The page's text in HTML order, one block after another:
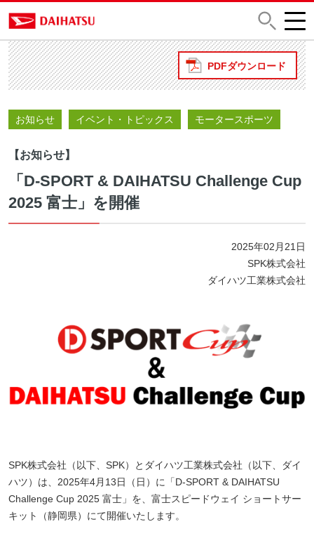
PDFダウンロード
お知らせ イベント・トピックス モータースポーツ
【お知らせ】
「D-SPORT & DAIHATSU Challenge Cup
2025 富士」を開催
2025年02月21日
SPK株式会社
ダイハツ工業株式会社
SPK株式会社（以下、SPK）とダイハツ工業株式会社（以下、ダイ
ハツ）は、2025年4月13日（日）に「D-SPORT & DAIHATSU
Challenge Cup 2025 富士」を、富士スピードウェイ ショートサー
キット（静岡県）にて開催いたします。